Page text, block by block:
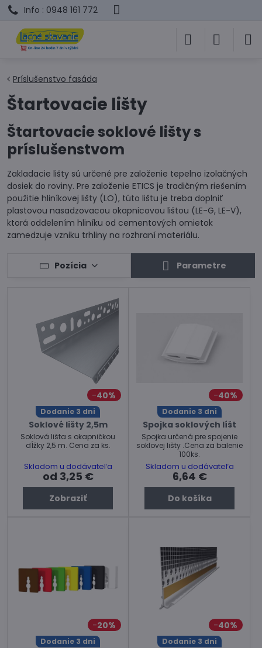
Info : 0948 161 772
Príslušenstvo fasáda
Štartovacie lišty
Štartovacie soklové lišty s
príslušenstvom
Zakladacie lišty sú určené pre založenie tepelno izolačných
dosiek do roviny. Pre založenie ETICS je tradičným riešením
použitie hliníkovej lišty (LO), túto lištu je treba doplniť
plastovou nasadzovacou okapnicovou lištou (LE-G, LE-V),
ktorá oddelením hliníku od cementových omietok
zamedzuje vzniku trhliny na rozhraní materiálu.
Pozícia Parametre
40%
Dodanie 3 dni
Soklové lišty 2,5m
Soklová lišta s okapničkou
dĺžky 2,5 m. Cena za ks.
Skladom u dodávateľa
od 3,25 €
Zobraziť
40%
Dodanie 3 dni
Spojka soklových líšt
Spojka určená pre spojenie
soklovej lišty .Cena za balenie
100ks.
Skladom u dodávateľa
6,64 €
Do košíka
20%
Dodanie 3 dni
40%
Dodanie 3 dni